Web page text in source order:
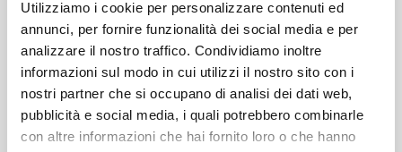
Utilizziamo i cookie per personalizzare contenuti ed
annunci, per fornire funzionalità dei social media e per
analizzare il nostro traffico. Condividiamo inoltre
informazioni sul modo in cui utilizzi il nostro sito con i
nostri partner che si occupano di analisi dei dati web,
pubblicità e social media, i quali potrebbero combinarle
con altre informazioni che hai fornito loro o che hanno
stelle”, in programma il 18 luglio, l’8 agosto e il 22
agosto alle ore 21:00.
Le visite guidate notturne accompagneranno i
partecipanti tra vigne e castelli, permettendo di
osservare le incisioni della Rupe Magna illuminate